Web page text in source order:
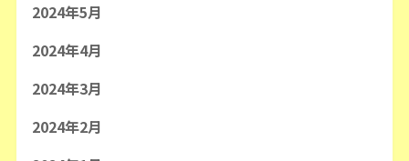
2024年5月
2024年4月
2024年3月
2024年2月